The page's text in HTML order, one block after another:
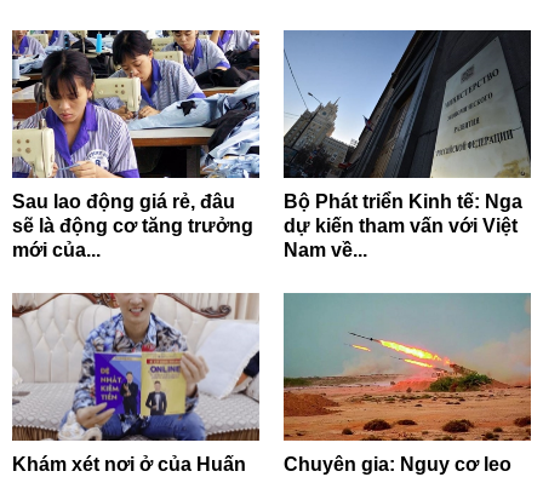
Sau lao động giá rẻ, đâu
sẽ là động cơ tăng trưởng
mới của...
Bộ Phát triển Kinh tế: Nga
dự kiến tham vấn với Việt
Nam về...
Khám xét nơi ở của Huấn
Chuyên gia: Nguy cơ leo